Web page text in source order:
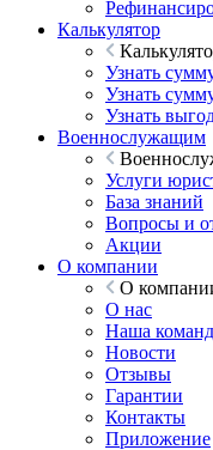
Калькулятор
Узнать
Узнать
Узнать
Военнослужащим
Услуги
База знаний
Вопросы и
Акции
О компании
О
О нас
Наша
Новости
Отзывы
Гарантии
Контакты
Приложение